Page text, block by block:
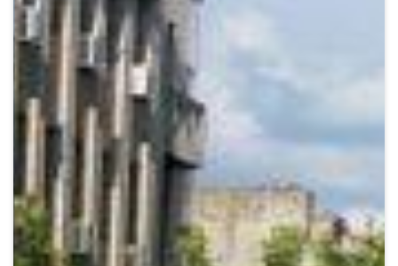
BROKERI
Crypto
Digital payments
TERMENUL ZILEI